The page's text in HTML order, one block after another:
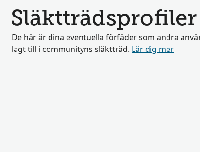
De här är dina eventuella förfäder som andra
lagt till i communityns släktträd. Lär dig mer